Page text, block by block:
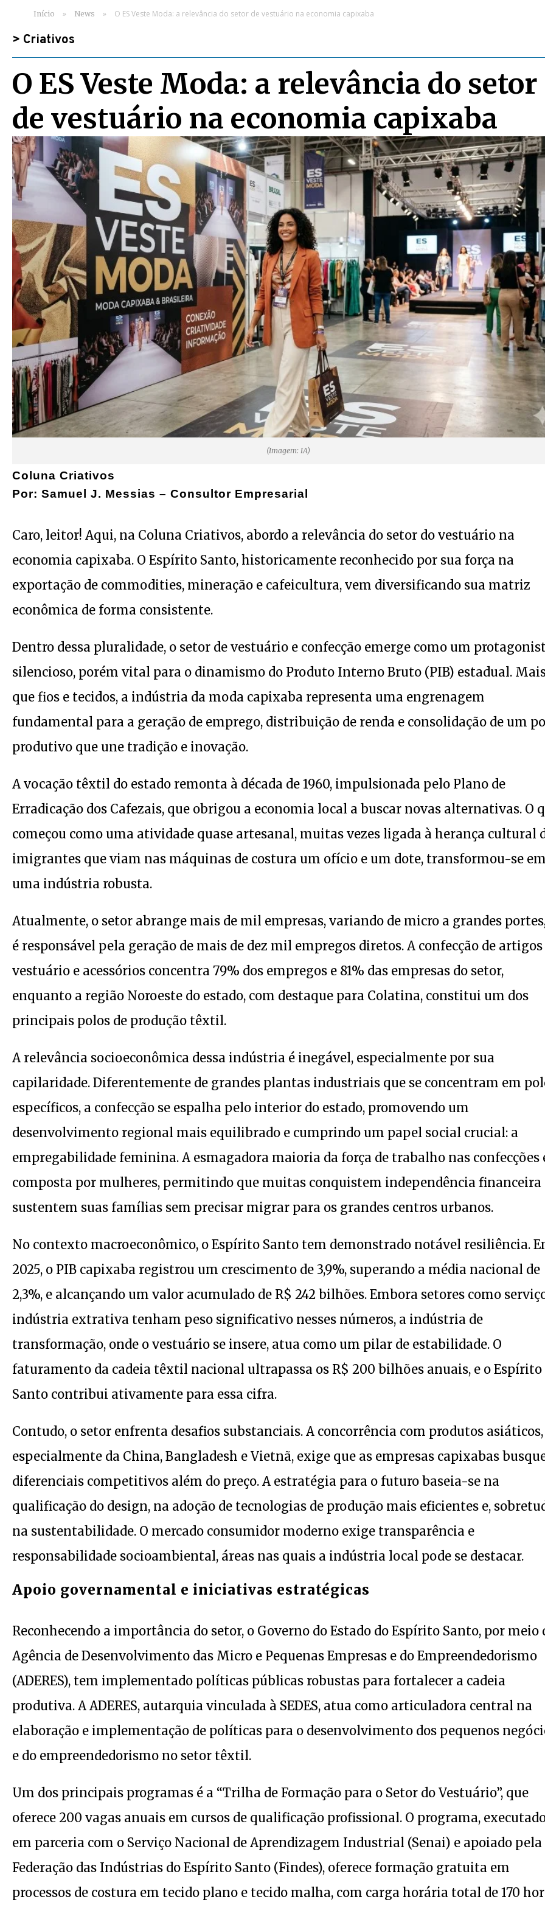
Início » News » O ES Veste Moda: a relevância do setor de vestuário na economia capixaba
> Criativos
O ES Veste Moda: a relevância do setor
de vestuário na economia capixaba
(Imagem: IA)
Coluna Criativos
Por: Samuel J. Messias – Consultor Empresarial
Caro, leitor! Aqui, na Coluna Criativos, abordo a relevância do setor do vestuário na
economia capixaba. O Espírito Santo, historicamente reconhecido por sua força na
exportação de commodities, mineração e cafeicultura, vem diversificando sua matriz
econômica de forma consistente.
Dentro dessa pluralidade, o setor de vestuário e confecção emerge como um
silencioso, porém vital para o dinamismo do Produto Interno Bruto (PIB) estadual.
que fios e tecidos, a indústria da moda capixaba representa uma engrenagem
fundamental para a geração de emprego, distribuição de renda e consolidação de um
produtivo que une tradição e inovação.
A vocação têxtil do estado remonta à década de 1960, impulsionada pelo Plano de
Erradicação dos Cafezais, que obrigou a economia local a buscar novas alternativas. O
começou como uma atividade quase artesanal, muitas vezes ligada à herança cultural
imigrantes que viam nas máquinas de costura um ofício e um dote, transformou-se em
uma indústria robusta.
Atualmente, o setor abrange mais de mil empresas, variando de micro a grandes
é responsável pela geração de mais de dez mil empregos diretos. A confecção de artigos
vestuário e acessórios concentra 79% dos empregos e 81% das empresas do setor,
enquanto a região Noroeste do estado, com destaque para Colatina, constitui um dos
principais polos de produção têxtil.
A relevância socioeconômica dessa indústria é inegável, especialmente por sua
capilaridade. Diferentemente de grandes plantas industriais que se concentram em
específicos, a confecção se espalha pelo interior do estado, promovendo um
desenvolvimento regional mais equilibrado e cumprindo um papel social crucial: a
empregabilidade feminina. A esmagadora maioria da força de trabalho nas confecções
composta por mulheres, permitindo que muitas conquistem independência financeira
sustentem suas famílias sem precisar migrar para os grandes centros urbanos.
No contexto macroeconômico, o Espírito Santo tem demonstrado notável resiliência.
2025, o PIB capixaba registrou um crescimento de 3,9%, superando a média nacional de
2,3%, e alcançando um valor acumulado de R$ 242 bilhões. Embora setores como
indústria extrativa tenham peso significativo nesses números, a indústria de
transformação, onde o vestuário se insere, atua como um pilar de estabilidade. O
faturamento da cadeia têxtil nacional ultrapassa os R$ 200 bilhões anuais, e o Espírito
Santo contribui ativamente para essa cifra.
Contudo, o setor enfrenta desafios substanciais. A concorrência com produtos asiáticos,
especialmente da China, Bangladesh e Vietnã, exige que as empresas capixabas
diferenciais competitivos além do preço. A estratégia para o futuro baseia-se na
qualificação do design, na adoção de tecnologias de produção mais eficientes e,
na sustentabilidade. O mercado consumidor moderno exige transparência e
responsabilidade socioambiental, áreas nas quais a indústria local pode se destacar.
Apoio governamental e iniciativas estratégicas
Reconhecendo a importância do setor, o Governo do Estado do Espírito Santo, por meio
Agência de Desenvolvimento das Micro e Pequenas Empresas e do Empreendedorismo
(ADERES), tem implementado políticas públicas robustas para fortalecer a cadeia
produtiva. A ADERES, autarquia vinculada à SEDES, atua como articuladora central na
elaboração e implementação de políticas para o desenvolvimento dos pequenos
e do empreendedorismo no setor têxtil.
Um dos principais programas é a “Trilha de Formação para o Setor do Vestuário”, que
oferece 200 vagas anuais em cursos de qualificação profissional. O programa,
em parceria com o Serviço Nacional de Aprendizagem Industrial (Senai) e apoiado pela
Federação das Indústrias do Espírito Santo (Findes), oferece formação gratuita em
processos de costura em tecido plano e tecido malha, com carga horária total de 170